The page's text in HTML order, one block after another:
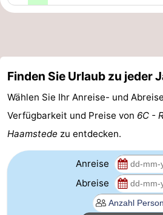
Den
Haag
-
Rotterdam
-
Rockanje
Zeeland
Schouwen-
Finden Sie Urlaub zu jeder
Wählen Sie Ihr Anreise- und
Verfügbarkeit und Preise von 6C -
Haamstede zu entdecken.
Anreise
Abreise